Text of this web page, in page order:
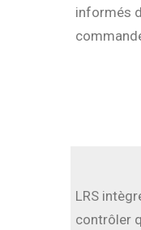
informés
LRS
contrôler